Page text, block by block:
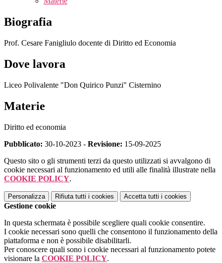
Biografia
Prof. Cesare Fanigliulo docente di Diritto ed Economia
Dove lavora
Liceo Polivalente "Don Quirico Punzi" Cisternino
Materie
Diritto ed economia
Pubblicato: 30-10-2023 - Revisione: 15-09-2025
Questo sito o gli strumenti terzi da questo utilizzati si avvalgono di
cookie necessari al funzionamento ed utili alle finalità illustrate nella
COOKIE POLICY.
Personalizza Rifiuta tutti i cookies Accetta tutti i cookies
Gestione cookie
In questa schermata è possibile scegliere quali cookie consentire.
I cookie necessari sono quelli che consentono il funzionamento della
piattaforma e non è possibile disabilitarli.
Per conoscere quali sono i cookie necessari al funzionamento potete
visionare la COOKIE POLICY.